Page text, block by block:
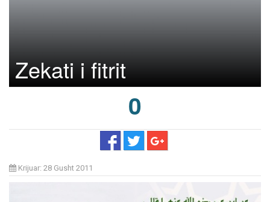
Zekati i fitrit
0
Krijuar: 28 Gusht 2011